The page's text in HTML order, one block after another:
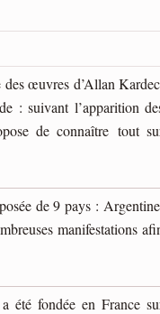
œuvres d’Allan
: suivant l’apparition
de connaître tout
de 9 pays :
manifestations
été fondée en France